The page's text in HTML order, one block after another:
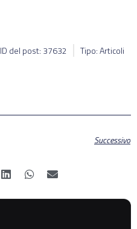
ID del post: 37632 Tipo: Articoli
Successivo